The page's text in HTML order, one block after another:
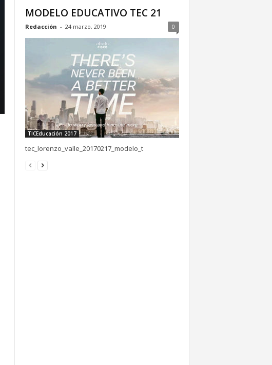
MODELO EDUCATIVO TEC 21
Redacción - 24 marzo, 2019 0
TICEducación 2017
tec_lorenzo_valle_20170217_modelo_t